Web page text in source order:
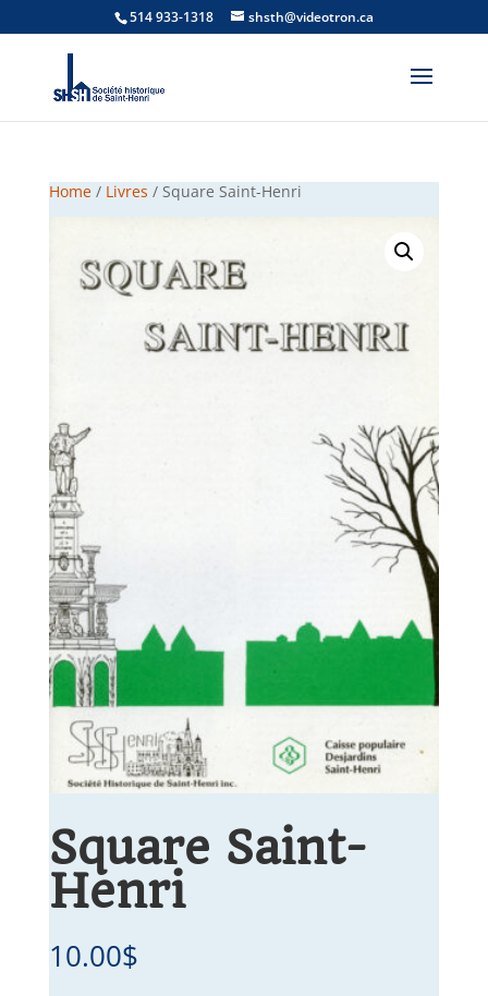
514 933-1318 shsth@videotron.ca
Home/ Livres / Square Saint-Henri
Square Saint-
Henri
10.00$